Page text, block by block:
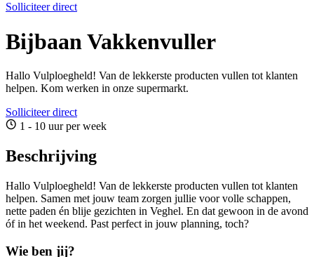
Solliciteer direct
Bijbaan Vakkenvuller
Hallo Vulploegheld! Van de lekkerste producten vullen tot klanten
helpen. Kom werken in onze supermarkt.
Solliciteer direct
1 - 10 uur per week
Beschrijving
Hallo Vulploegheld! Van de lekkerste producten vullen tot klanten
helpen. Samen met jouw team zorgen jullie voor volle schappen,
nette paden én blije gezichten in Veghel. En dat gewoon in de avond
óf in het weekend. Past perfect in jouw planning, toch?
Wie ben jij?